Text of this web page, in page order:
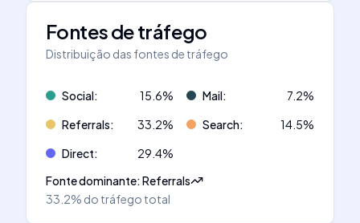
Fontes de tráfego
Distribuição das fontes de tráfego
Social: 15.6% Mail: 7.2%
Referrals: 33.2% Search: 14.5%
Direct: 29.4%
Fonte dominante:Referrals
33.2% do tráfego total